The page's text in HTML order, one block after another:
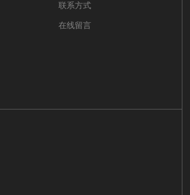
联系方式
在线留言